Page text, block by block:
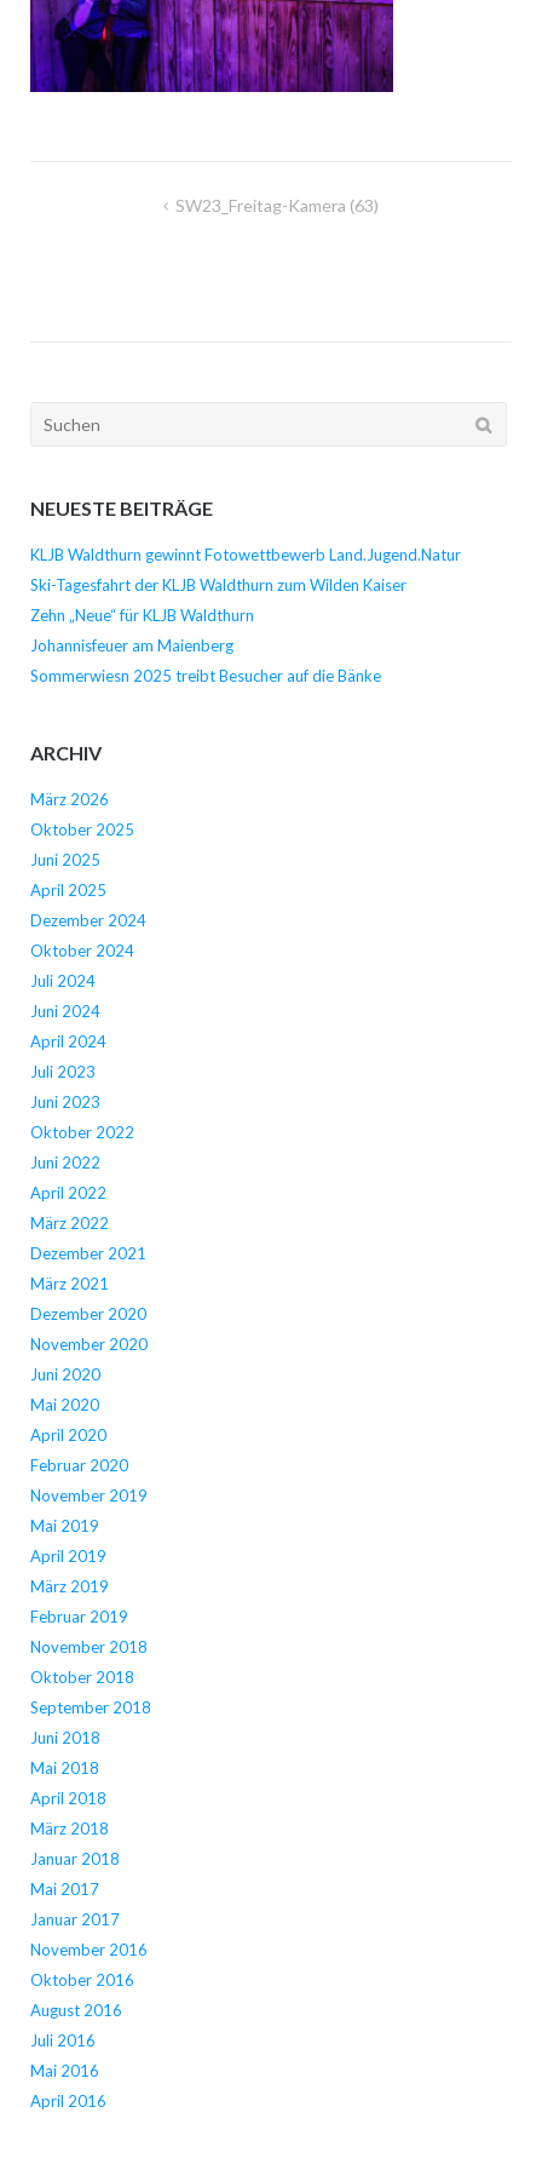
BeitragsnavigationSW23_Freitag-Kamera (63)
Suchen
NEUESTE BEITRÄGE
KLJB Waldthurn gewinnt Fotowettbewerb Land.Jugend.Natur
Ski-Tagesfahrt der KLJB Waldthurn zum Wilden Kaiser
Zehn „Neue“ für KLJB Waldthurn
Johannisfeuer am Maienberg
Sommerwiesn 2025 treibt Besucher auf die Bänke
ARCHIV
März 2026
Oktober 2025
Juni 2025
April 2025
Dezember 2024
Oktober 2024
Juli 2024
Juni 2024
April 2024
Juli 2023
Juni 2023
Oktober 2022
Juni 2022
April 2022
März 2022
Dezember 2021
März 2021
Dezember 2020
November 2020
Juni 2020
Mai 2020
April 2020
Februar 2020
November 2019
Mai 2019
April 2019
März 2019
Februar 2019
November 2018
Oktober 2018
September 2018
Juni 2018
Mai 2018
April 2018
März 2018
Januar 2018
Mai 2017
Januar 2017
November 2016
Oktober 2016
August 2016
Juli 2016
Mai 2016
April 2016